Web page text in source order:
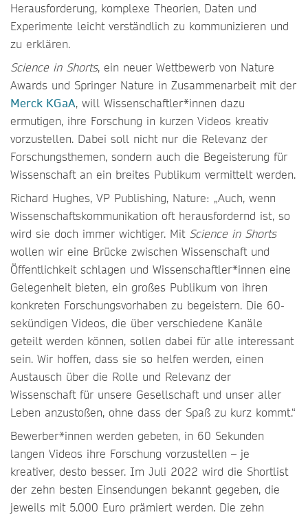
Herausforderung, komplexe Theorien, Daten und
Experimente leicht verständlich zu kommunizieren und
zu erklären.
Science in Shorts, ein neuer Wettbewerb von Nature
Awards und Springer Nature in Zusammenarbeit mit der
Merck KGaA, will Wissenschaftler*innen dazu
ermutigen, ihre Forschung in kurzen Videos kreativ
vorzustellen. Dabei soll nicht nur die Relevanz der
Forschungsthemen, sondern auch die Begeisterung für
Wissenschaft an ein breites Publikum vermittelt werden.
Richard Hughes, VP Publishing, Nature: „Auch, wenn
Wissenschaftskommunikation oft herausfordernd ist, so
wird sie doch immer wichtiger. Mit Science in Shorts
wollen wir eine Brücke zwischen Wissenschaft und
Öffentlichkeit schlagen und Wissenschaftler*innen eine
Gelegenheit bieten, ein großes Publikum von ihren
konkreten Forschungsvorhaben zu begeistern. Die 60-
sekündigen Videos, die über verschiedene Kanäle
geteilt werden können, sollen dabei für alle interessant
sein. Wir hoffen, dass sie so helfen werden, einen
Austausch über die Rolle und Relevanz der
Wissenschaft für unsere Gesellschaft und unser aller
Leben anzustoßen, ohne dass der Spaß zu kurz kommt.“
Bewerber*innen werden gebeten, in 60 Sekunden
langen Videos ihre Forschung vorzustellen – je
kreativer, desto besser. Im Juli 2022 wird die Shortlist
der zehn besten Einsendungen bekannt gegeben, die
jeweils mit 5.000 Euro prämiert werden. Die zehn